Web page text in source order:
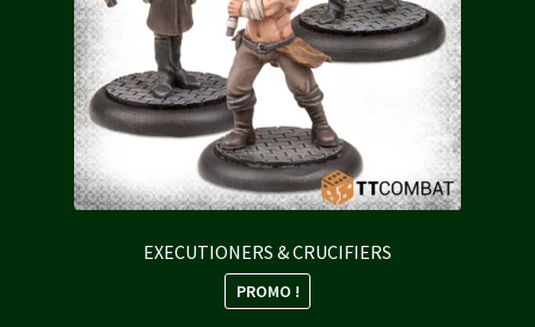
EXECUTIONERS & CRUCIFIERS
PROMO !